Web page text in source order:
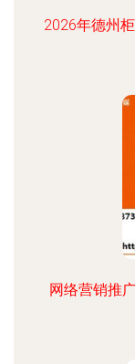
2026年德州
网络营销推